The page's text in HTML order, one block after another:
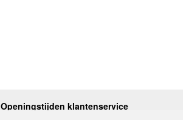
Openingstijden klantenservice